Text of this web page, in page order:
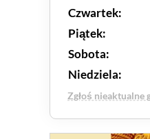
Czwartek:
Piątek:
Sobota:
Niedziela:
Zgłoś nieaktualne